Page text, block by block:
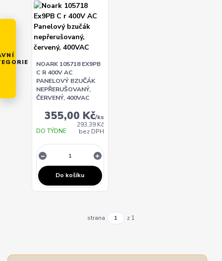
NOARK 105718 EX9PB
C R 400V AC
PANELOVÝ BZUČÁK
NEPŘERUŠOVANÝ,
ČERVENÝ, 400VAC
355,00 Kč/ks
293,39 Kč
bez DPH
DO TÝDNE
Do košíku
strana z 1